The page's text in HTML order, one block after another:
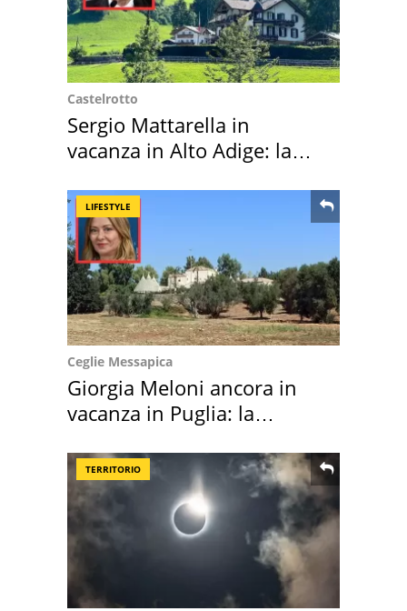
Castelrotto
Sergio Mattarella in
vacanza in Alto Adige: la
LIFESTYLE
Ceglie Messapica
Giorgia Meloni ancora in
vacanza in Puglia: la
TERRITORIO